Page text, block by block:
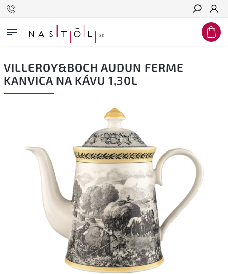
Hľadať
VILLEROY&BOCH AUDUN FERME
KANVICA NA KÁVU 1,30L